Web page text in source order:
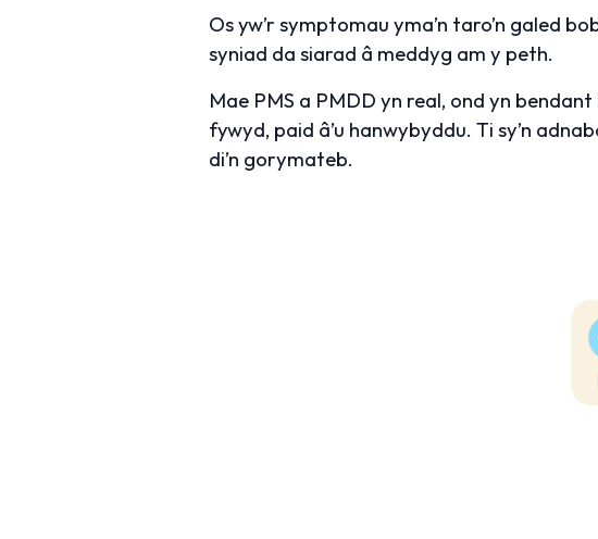
Os yw’r symptomau yma’n taro’n galed
syniad da siarad â meddyg am y peth.
Mae PMS a PMDD yn real, ond yn
fywyd, paid â’u hanwybyddu. Ti sy’n
di’n gorymateb.